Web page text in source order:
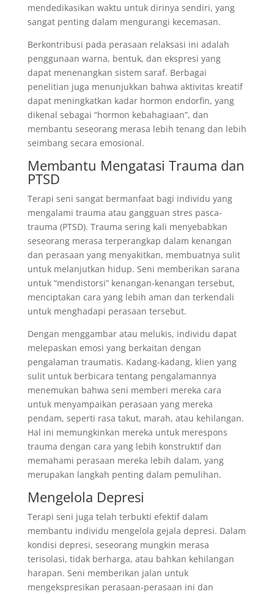
mendedikasikan waktu untuk dirinya sendiri, yang
sangat penting dalam mengurangi kecemasan.
Berkontribusi pada perasaan relaksasi ini adalah
penggunaan warna, bentuk, dan ekspresi yang
dapat menenangkan sistem saraf. Berbagai
penelitian juga menunjukkan bahwa aktivitas kreatif
dapat meningkatkan kadar hormon endorfin, yang
dikenal sebagai “hormon kebahagiaan”, dan
membantu seseorang merasa lebih tenang dan lebih
seimbang secara emosional.
Membantu Mengatasi Trauma dan
PTSD
Terapi seni sangat bermanfaat bagi individu yang
mengalami trauma atau gangguan stres pasca-
trauma (PTSD). Trauma sering kali menyebabkan
seseorang merasa terperangkap dalam kenangan
dan perasaan yang menyakitkan, membuatnya sulit
untuk melanjutkan hidup. Seni memberikan sarana
untuk “mendistorsi” kenangan-kenangan tersebut,
menciptakan cara yang lebih aman dan terkendali
untuk menghadapi perasaan tersebut.
Dengan menggambar atau melukis, individu dapat
melepaskan emosi yang berkaitan dengan
pengalaman traumatis. Kadang-kadang, klien yang
sulit untuk berbicara tentang pengalamannya
menemukan bahwa seni memberi mereka cara
untuk menyampaikan perasaan yang mereka
pendam, seperti rasa takut, marah, atau kehilangan.
Hal ini memungkinkan mereka untuk merespons
trauma dengan cara yang lebih konstruktif dan
memahami perasaan mereka lebih dalam, yang
merupakan langkah penting dalam pemulihan.
Mengelola Depresi
Terapi seni juga telah terbukti efektif dalam
membantu individu mengelola gejala depresi. Dalam
kondisi depresi, seseorang mungkin merasa
terisolasi, tidak berharga, atau bahkan kehilangan
harapan. Seni memberikan jalan untuk
mengekspresikan perasaan-perasaan ini dan